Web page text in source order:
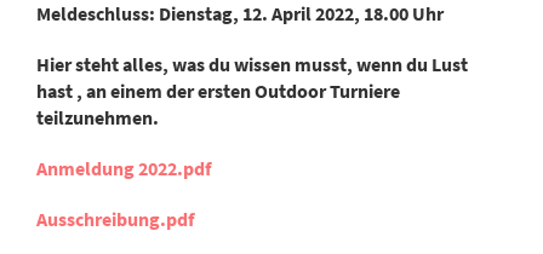
Meldeschluss: Dienstag, 12. April 2022, 18.00 Uhr
Hier steht alles, was du wissen musst, wenn du Lust
hast , an einem der ersten Outdoor Turniere
teilzunehmen.
Anmeldung 2022.pdf
Ausschreibung.pdf